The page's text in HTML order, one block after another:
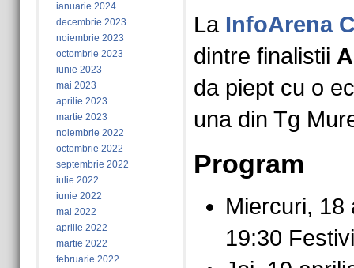
ianuarie 2024
decembrie 2023
noiembrie 2023
octombrie 2023
iunie 2023
mai 2023
aprilie 2023
martie 2023
noiembrie 2022
octombrie 2022
septembrie 2022
iulie 2022
iunie 2022
mai 2022
aprilie 2022
martie 2022
februarie 2022
La InfoArena
dintre finalistii
da piept cu o
una din Tg
Program
Miercuri, 18
19:30